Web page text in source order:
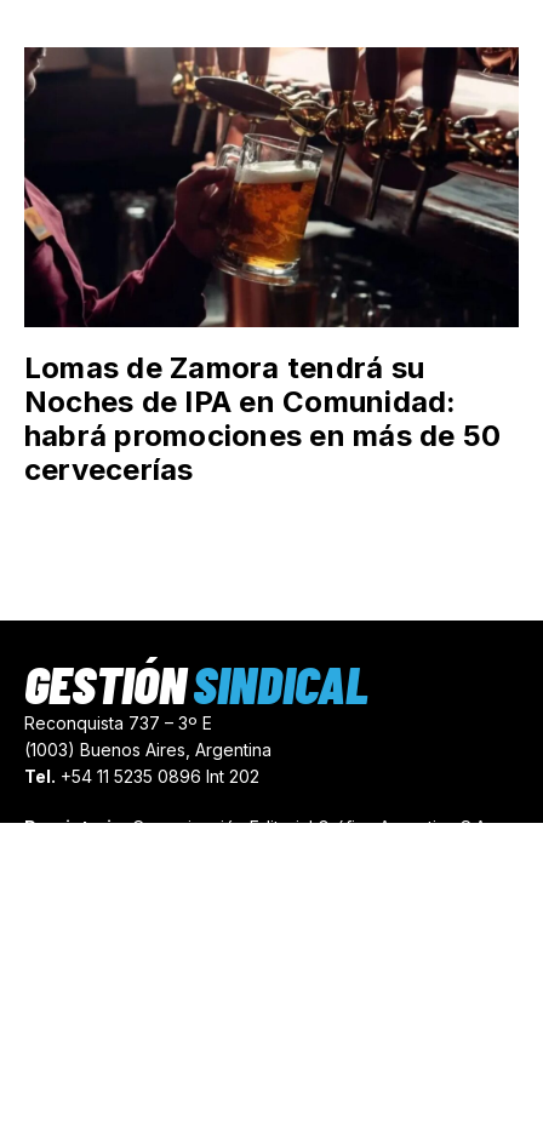
Lomas de Zamora tendrá su
Noches de IPA en Comunidad:
habrá promociones en más de 50
cervecerías
Reconquista 737 – 3º E
(1003) Buenos Aires, Argentina
Tel. +54 11 5235 0896 Int 202
Propietario:Comunicación Editorial Gráfica Argentina S.A.
GESTIÓNSINDICAL